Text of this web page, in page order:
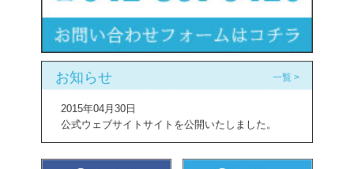
お知らせ 一覧 >
2015年04月30日
公式ウェブサイトサイトを公開いたしました。